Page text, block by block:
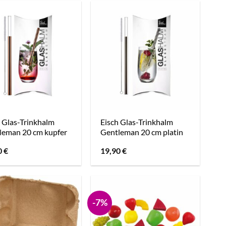
Glas-Trinkhalm
20 cm kupfer
€
Eisch Glas-Trinkhalm
Gentleman 20 cm platin
19,90€
-7%